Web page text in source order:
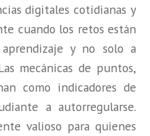
digitales cotidianas y
cuando los retos están
y no solo a
mecánicas de puntos,
como indicadores de
a autorregularse.
valioso para quienes